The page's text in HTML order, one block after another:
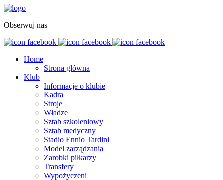
Obserwuj nas
Home
Strona główna
Klub
Informacje o klubie
Kadra
Stroje
Władze
Sztab szkoleniowy
Sztab medyczny
Stadio Ennio Tardini
Model zarządzania
Zarobki piłkarzy
Transfery
Wypożyczeni